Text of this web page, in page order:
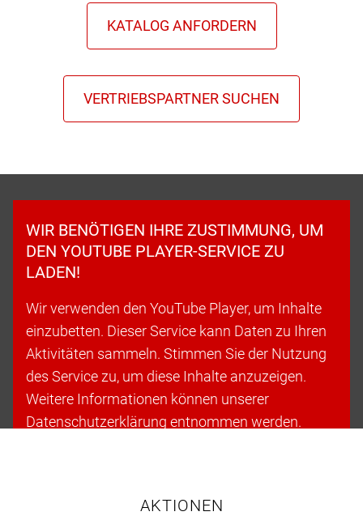
WIR BENÖTIGEN IHRE ZUSTIMMUNG, UM
DEN YOUTUBE PLAYER-SERVICE ZU
LADEN!
Wir verwenden den YouTube Player, um Inhalte
einzubetten. Dieser Service kann Daten zu Ihren
Aktivitäten sammeln. Stimmen Sie der Nutzung
des Service zu, um diese Inhalte anzuzeigen.
Weitere Informationen können unserer
Datenschutzerklärung entnommen werden.
AKTIONEN